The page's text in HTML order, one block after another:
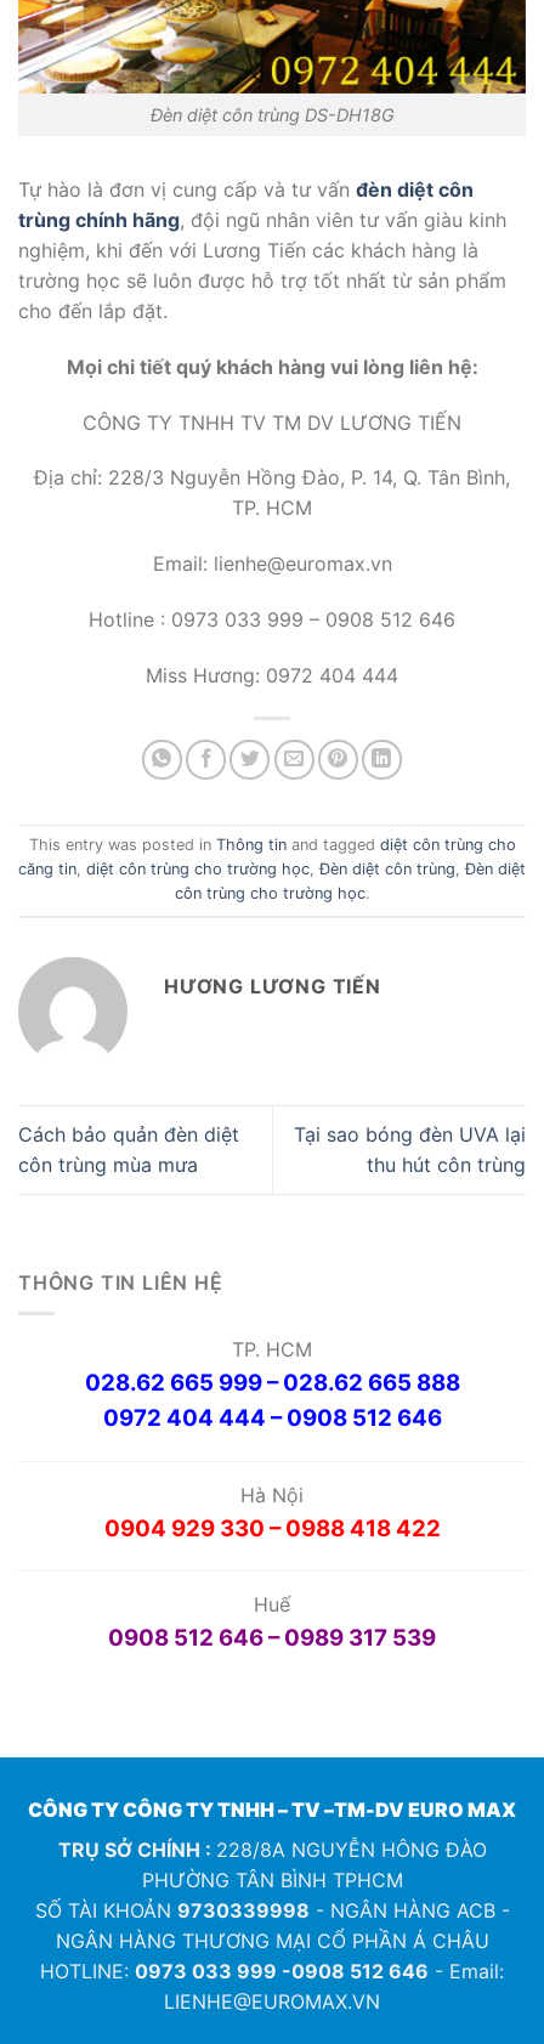
Đèn diệt côn trùng DS-DH18G
Tự hào là đơn vị cung cấp và tư vấn đèn diệt côn
trùng chính hãng, đội ngũ nhân viên tư vấn giàu kinh
nghiệm, khi đến với Lương Tiến các khách hàng là
trường học sẽ luôn được hỗ trợ tốt nhất từ sản phẩm
cho đến lắp đặt.
Mọi chi tiết quý khách hàng vui lòng liên hệ:
CÔNG TY TNHH TV TM DV LƯƠNG TIẾN
Địa chỉ: 228/3 Nguyễn Hồng Đào, P. 14, Q. Tân Bình,
TP. HCM
Email: lienhe@euromax.vn
Hotline : 0973 033 999 – 0908 512 646
Miss Hương: 0972 404 444
This entry was posted in Thông tinand tagged diệt côn trùng cho
căng tin, diệt côn trùng cho trường học,Đèn diệt côn trùng,Đèn diệt
côn trùng cho trường học.
HƯƠNG LƯƠNG TIẾN
Cách bảo quản đèn diệt
côn trùng mùa mưa
Tại sao bóng đèn UVA lại
thu hút côn trùng
THÔNG TIN LIÊN HỆ
TP. HCM
028.62 665 999 – 028.62 665 888
0972 404 444 – 0908 512 646
Hà Nội
0904 929 330 – 0988 418 422
Huế
0908 512 646 – 0989 317 539
CÔNG TY CÔNG TY TNHH – TV –TM-DV EURO MAX
TRỤ SỞ CHÍNH : 228/8A NGUYỄN HÔNG ĐÀO
PHƯỜNG TÂN BÌNH TPHCM
SỐ TÀI KHOẢN 9730339998 - NGÂN HÀNG ACB -
NGÂN HÀNG THƯƠNG MẠI CỔ PHẦN Á CHÂU
HOTLINE: 0973 033 999 -0908 512 646 - Email:
LIENHE@EUROMAX.VN